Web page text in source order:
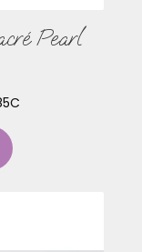
Pearl